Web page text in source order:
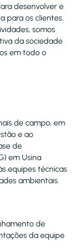
desenvolver e
para os clientes.
somos
da sociedade
em todo o
de campo, em
e ao
de
em Usina
equipes técnicas
ambientais.
de
da equipe